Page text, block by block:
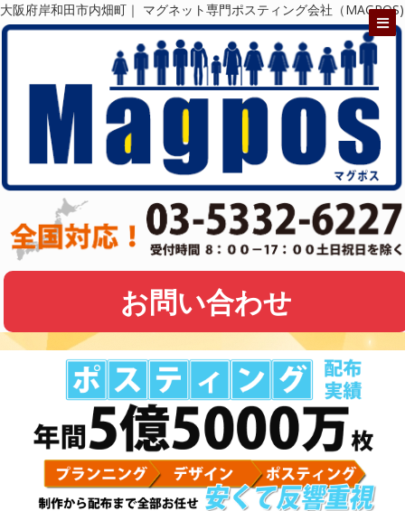
大阪府岸和田市内畑町｜ マグネット専門ポスティング会社（MAGPOS)
お問い合わせ